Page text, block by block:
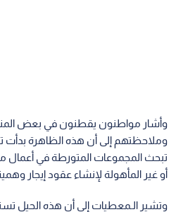
وأشار مواطنون يقطنون في بعض
وملاحظتهم إلى أن هذه الظاهرة بدأت
تبحث المجموعات المتورطة في أعمال
أو غير المأهولة لإنشاء عقود إيجار
وتشير الـمعطيات إلى أن هذه الحيل